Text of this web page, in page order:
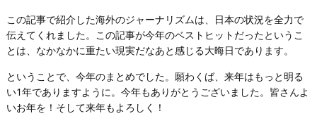
この記事で紹介した海外のジャーナリズムは、日本の状況を全力で
伝えてくれました。この記事が今年のベストヒットだったというこ
とは、なかなかに重たい現実だなあと感じる大晦日であります。
ということで、今年のまとめでした。願わくば、来年はもっと明る
い1年でありますように。今年もありがとうございました。皆さんよ
いお年を！そして来年もよろしく！